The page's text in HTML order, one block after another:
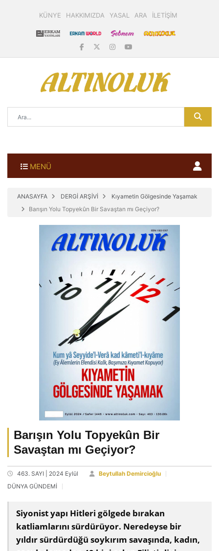
KÜNYE HAKKIMIZDA YASAL ARA İLETİŞİM
MENÜ
ANASAYFA DERGİ ARŞİVİ
Kıyametin Gölgesinde Yaşamak
Barışın Yolu Topyekûn Bir Savaştan mı Geçiyor?
Barışın Yolu Topyekûn Bir
Savaştan mı Geçiyor?
463. SAYI | 2024 Eylül
Beytullah Demircioğlu
DÜNYA GÜNDEMİ
Siyonist yapı Hitleri gölgede bırakan
katliamlarını sürdürüyor. Neredeyse bir
yıldır sürdürdüğü soykırım savaşında, kadın,